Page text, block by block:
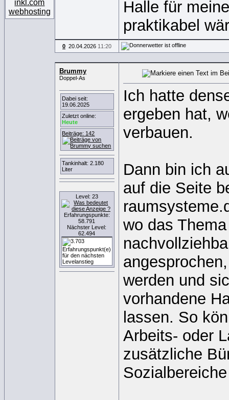
Halle für
praktikabel
0 20.04.2026 11:20
Brummy
Doppel-As
Dabei seit:
19.06.2025
Zuletzt online:
Heute
Beiträge: 142
Tankinhalt: 2.180
Liter
Level: 23
Erfahrungspunkte:
58.791
Nächster Level:
62.494
Ich hatte
ergeben hat,
verbauen.
Dann bin ich
auf die Seite
wo das
werden und
vorhandene
lassen. So
Arbeits- oder
zusätzliche